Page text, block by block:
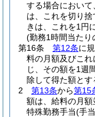
する場合におい
は、これを切り
きは、これを1円
(勤務1時間当たり
第16条
第12条に
料の月額及びこ
じ、その額を1週
除して得た額とす
2
第13条から第15
額は、給料の月
特殊勤務手当(手